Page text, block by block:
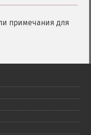
примечания для